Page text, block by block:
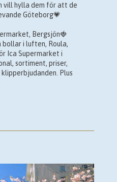
vill hylla dem för att de
Göteborg💗
Bergsjön🍓
bollar i luften, Roula,
Ica Supermarket i
sortiment, priser,
Plus